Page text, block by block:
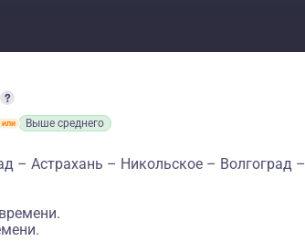
Выше среднего
– Астрахань – Никольское – Волгоград –